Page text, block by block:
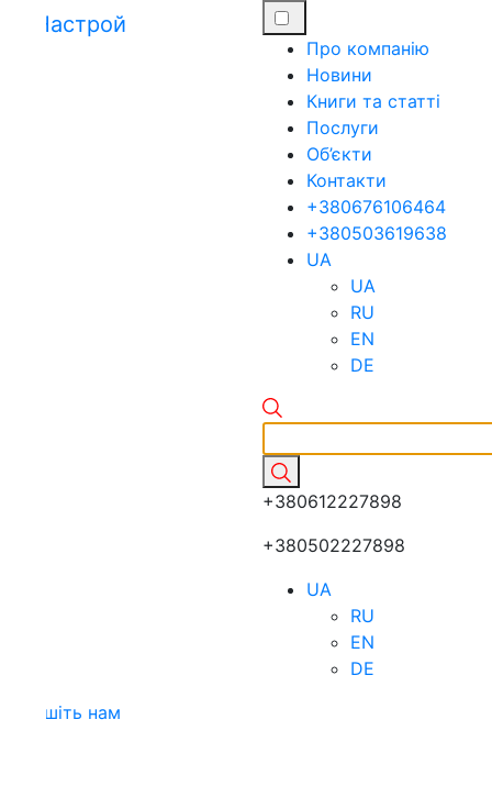
Про компанію
Новини
Книги та статті
Послуги
Об’єкти
Контакти
+380676106464
+380503619638
+380612227898
+380502227898
нам